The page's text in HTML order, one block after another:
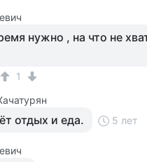
нужно , на что не
1
отдых и еда. 5 лет